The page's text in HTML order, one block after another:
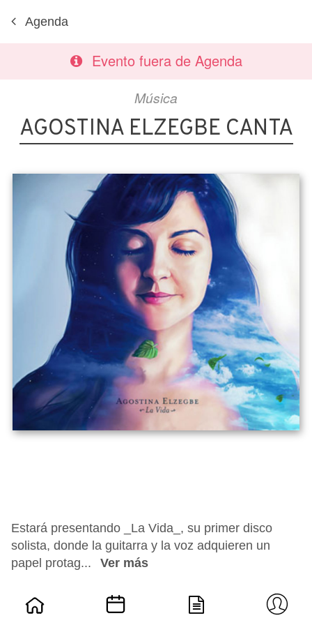
Agenda
Evento fuera de Agenda
Música
AGOSTINA ELZEGBE CANTA
Estará presentando _La Vida_, su primer disco
solista, donde la guitarra y la voz adquieren un
papel protag...
Ver más